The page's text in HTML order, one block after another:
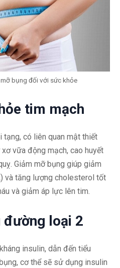
bụng đối với sức khỏe
tim mạch
tạng, có liên quan mật thiết
vữa động mạch, cao huyết
Giảm mỡ bụng giúp giảm
và tăng lượng cholesterol tốt
và giảm áp lực lên tim.
đường loại 2
insulin, dẫn đến tiểu
cơ thể sẽ sử dụng insulin